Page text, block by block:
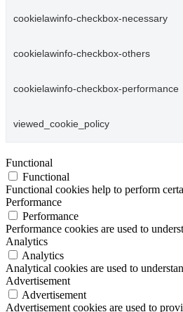
cookielawinfo-checkbox-necessary
cookielawinfo-checkbox-others
cookielawinfo-checkbox-performance
viewed_cookie_policy
Functional
Functional
Functional cookies help to perform
Performance
Performance
Performance cookies are used to
Analytics
Analytics
Analytical cookies are used to
Advertisement
Advertisement
Advertisement cookies are used to